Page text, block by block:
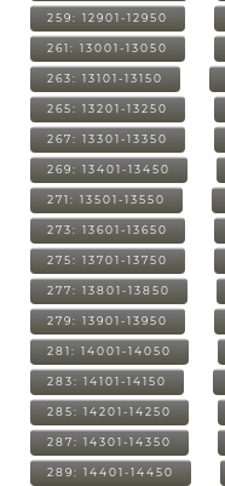
259: 12901-12950
261: 13001-13050
263: 13101-13150
265: 13201-13250
267: 13301-13350
269: 13401-13450
271: 13501-13550
273: 13601-13650
275: 13701-13750
277: 13801-13850
279: 13901-13950
281: 14001-14050
283: 14101-14150
285: 14201-14250
287: 14301-14350
289: 14401-14450